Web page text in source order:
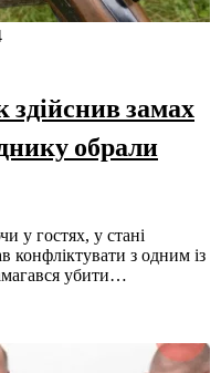
замах
обрали
у гостях, у стані
конфліктувати з одним із
убити…